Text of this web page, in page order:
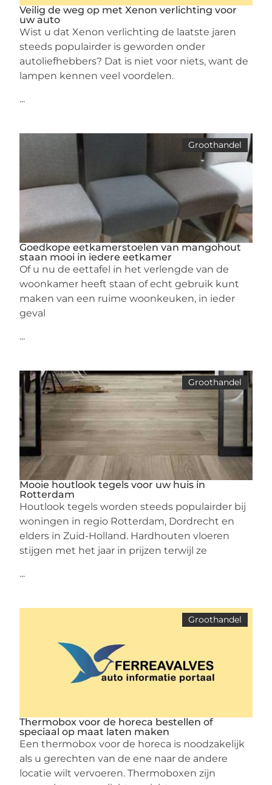
Veilig de weg op met Xenon verlichting voor
uw auto
Wist u dat Xenon verlichting de laatste jaren
steeds populairder is geworden onder
autoliefhebbers? Dat is niet voor niets, want de
lampen kennen veel voordelen.
...
Groothandel
Goedkope eetkamerstoelen van mangohout
staan mooi in iedere eetkamer
Of u nu de eettafel in het verlengde van de
woonkamer heeft staan of echt gebruik kunt
maken van een ruime woonkeuken, in ieder
geval
...
Groothandel
Mooie houtlook tegels voor uw huis in
Rotterdam
Houtlook tegels worden steeds populairder bij
woningen in regio Rotterdam, Dordrecht en
elders in Zuid-Holland. Hardhouten vloeren
stijgen met het jaar in prijzen terwijl ze
...
Groothandel
Thermobox voor de horeca bestellen of
speciaal op maat laten maken
Een thermobox voor de horeca is noodzakelijk
als u gerechten van de ene naar de andere
locatie wilt vervoeren. Thermoboxen zijn